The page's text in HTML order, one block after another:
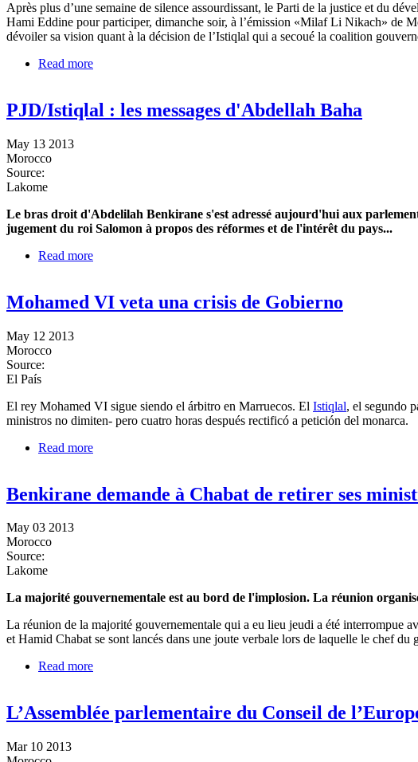
Après plus d’une semaine de silence assourdissant, le Parti de la justice et du
Hami Eddine pour participer, dimanche soir, à l’émission «Milaf Li Nikach» de
dévoiler sa vision quant à la décision de l’Istiqlal qui a secoué la coalition
Read more
PJD/Istiqlal : les messages d'Abdellah Baha
May 13 2013
Morocco
Source:
Lakome
Le bras droit d'Abdelilah Benkirane s'est adressé aujourd'hui aux
jugement du roi Salomon à propos des réformes et de l'intérêt du pays...
Read more
Mohamed VI veta una crisis de Gobierno
May 12 2013
Morocco
Source:
El País
El rey Mohamed VI sigue siendo el árbitro en Marruecos. El Istiqlal, el segundo
ministros no dimiten- pero cuatro horas después rectificó a petición del monarca.
Read more
Benkirane demande à Chabat de retirer ses
May 03 2013
Morocco
Source:
Lakome
La majorité gouvernementale est au bord de l'implosion. La réunion
La réunion de la majorité gouvernementale qui a eu lieu jeudi a été interrompue
et Hamid Chabat se sont lancés dans une joute verbale lors de laquelle le chef
Read more
L’Assemblée parlementaire du Conseil de
Mar 10 2013